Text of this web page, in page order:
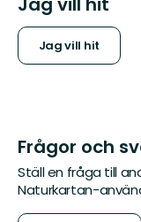
Jag vill hit
Frågor och
Ställ en fråga till
Naturkartan-